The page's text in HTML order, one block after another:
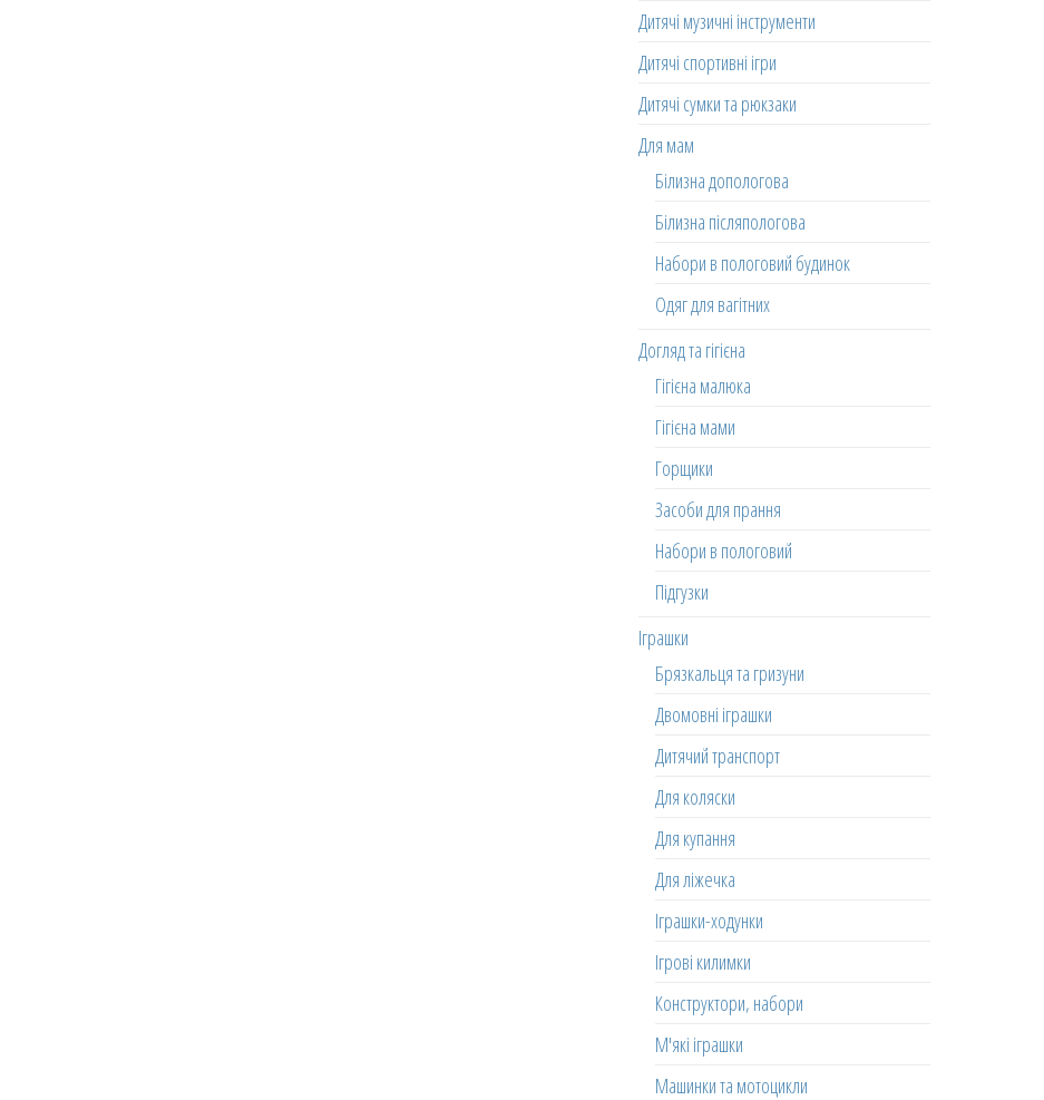
Дитячі музичні інструменти
Дитячі спортивні ігри
Дитячі сумки та рюкзаки
Для мам
Білизна допологова
Білизна післяпологова
Набори в пологовий будинок
Одяг для вагітних
Догляд та гігієна
Гігієна малюка
Гігієна мами
Горщики
Засоби для прання
Набори в пологовий
Підгузки
Іграшки
Брязкальця та гризуни
Двомовні іграшки
Дитячий транспорт
Для коляски
Для купання
Для ліжечка
Іграшки-ходунки
Ігрові килимки
Конструктори, набори
М'які іграшки
Машинки та мотоцикли